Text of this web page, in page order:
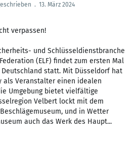
. 13. März 2024
verpassen!
und Schlüsseldienstbranche
(ELF) findet zum ersten Mal
Deutschland statt. Mit Düsseldorf hat
als Veranstalter einen idealen
Umgebung bietet vielfältige
Velbert lockt mit dem
und in Wetter
auch das Werk des Haupt...